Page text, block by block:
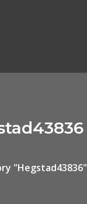
"Hegstad43836"